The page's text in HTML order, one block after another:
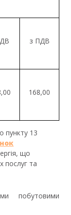
з ПДВ
168,00
пункту 13
що
послуг та
побутовими